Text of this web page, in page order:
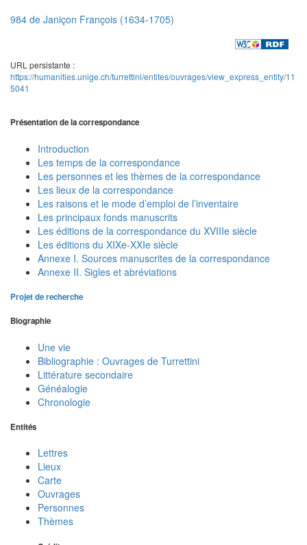
984 de Janiçon François (1634-1705)
URL persistante :
https://humanities.unige.ch/turrettini/entites/ouvrages/view_express_entity/11
5041
Présentation de la correspondance
Introduction
Les temps de la correspondance
Les personnes et les thèmes de la correspondance
Les lieux de la correspondance
Les raisons et le mode d’emploi de l’inventaire
Les principaux fonds manuscrits
Les éditions de la correspondance du XVIIIe siècle
Les éditions du XIXe-XXIe siècle
Annexe I. Sources manuscrites de la correspondance
Annexe II. Sigles et abréviations
Projet de recherche
Biographie
Une vie
Bibliographie : Ouvrages de Turrettini
Littérature secondaire
Généalogie
Chronologie
Entités
Lettres
Lieux
Carte
Ouvrages
Personnes
Thèmes